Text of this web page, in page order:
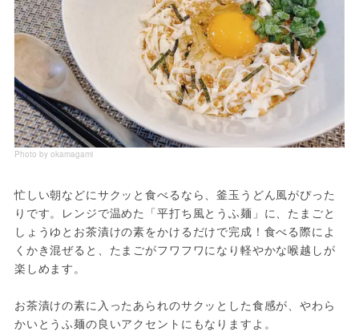
Photo by okamagami
忙しい朝などにサクッと食べるなら、釜玉うどん風がぴった
りです。レンジで温めた「平打ち風とうふ麺」に、たまごと
しょうゆとお茶漬けの素をかけるだけで完成！食べる際によ
くかき混ぜると、たまごがフワフワになり軽やかな喉越しが
楽しめます。
お茶漬けの素に入ったあられのサクッとした食感が、やわら
かいとうふ麺の良いアクセントにもなりますよ。